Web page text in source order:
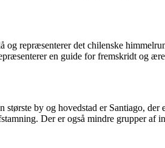
og repræsenterer det chilenske
en guide for fremskridt og
by og hovedstad er Santiago,
Der er også mindre grupper af